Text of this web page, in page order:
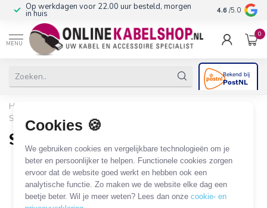
Cookies 🍪
We gebruiken cookies en vergelijkbare technologieën om je
beter en persoonlijker te helpen. Functionele cookies zorgen
ervoor dat de website goed werkt en hebben ook een
analytische functie. Zo maken we de website elke dag een
beetje beter. Wil je meer weten? Lees dan onzecookie- en
Op werkdagen voor 22.00 uur besteld, morgen
in huis 10+jaar
4.6 /5.0
MENU
0
Home
SUB-D 9-pins kabels en adapters
SUB-D 9-pins - RJ45
2 PRODUCTEN
Filters SORTEER OP